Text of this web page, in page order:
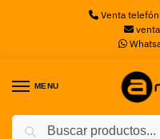
Venta
MENU
Inicio Cartuchos de Tinta /